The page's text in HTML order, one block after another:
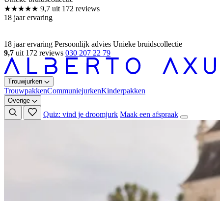
18 jaar ervaring Persoonlijk advies Unieke bruidscollectie
9,7 uit 172 reviews 030 207 22 79
Trouwjurken
TrouwpakkenCommuniejurkenKinderpakken
Overige
Quiz: vind je droomjurk Maak een afspraak